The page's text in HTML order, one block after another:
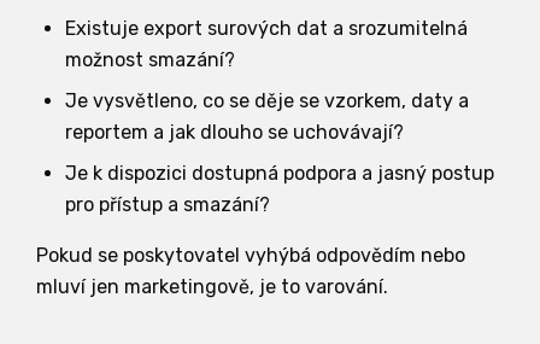
Existuje export surových dat a srozumitelná
možnost smazání?
Je vysvětleno, co se děje se vzorkem, daty a
reportem a jak dlouho se uchovávají?
Je k dispozici dostupná podpora a jasný postup
pro přístup a smazání?
Pokud se poskytovatel vyhýbá odpovědím nebo
mluví jen marketingově, je to varování.